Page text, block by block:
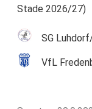
Stade 2026/27)
SG
VfL